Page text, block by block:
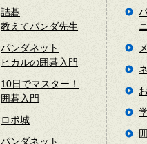
詰碁
教えてパンダ先生
パンダネット
ヒカルの囲碁入門
10日でマスター！
囲碁入門
ロボ城
パンダネット